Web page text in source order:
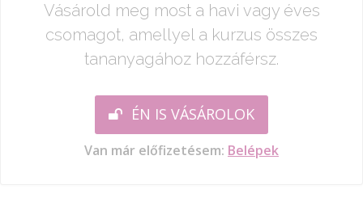
Vásárold meg most a havi vagy éves
csomagot, amellyel a kurzus összes
tananyagához hozzáférsz.
ÉN IS VÁSÁROLOK
Van már előfizetésem: Belépek